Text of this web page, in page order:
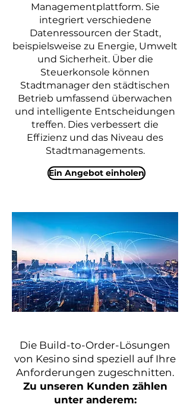
Managementplattform. Sie
integriert verschiedene
Datenressourcen der Stadt,
beispielsweise zu Energie, Umwelt
und Sicherheit. Über die
Steuerkonsole können
Stadtmanager den städtischen
Betrieb umfassend überwachen
und intelligente Entscheidungen
treffen. Dies verbessert die
Effizienz und das Niveau des
Stadtmanagements.
Ein Angebot einholen
Die Build-to-Order-Lösungen
von Kesino sind speziell auf Ihre
Anforderungen zugeschnitten.
Zu unseren Kunden zählen
unter anderem: